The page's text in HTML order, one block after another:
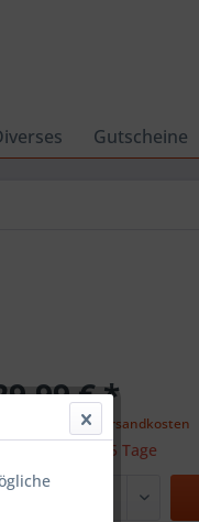
Gutscheine
€ *
zzgl. Versandkosten
Lieferzeit ca. 5 Tage